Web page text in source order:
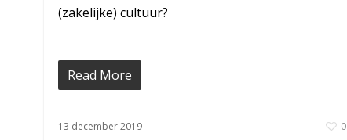
(zakelijke) cultuur?
Read More
13 december 2019 0